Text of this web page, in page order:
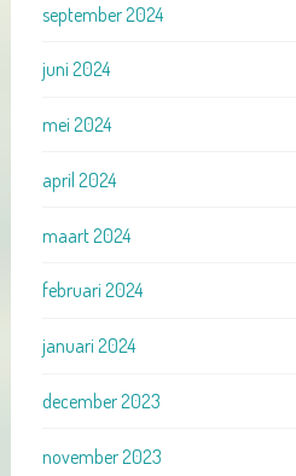
september 2024
juni 2024
mei 2024
april 2024
maart 2024
februari 2024
januari 2024
december 2023
november 2023